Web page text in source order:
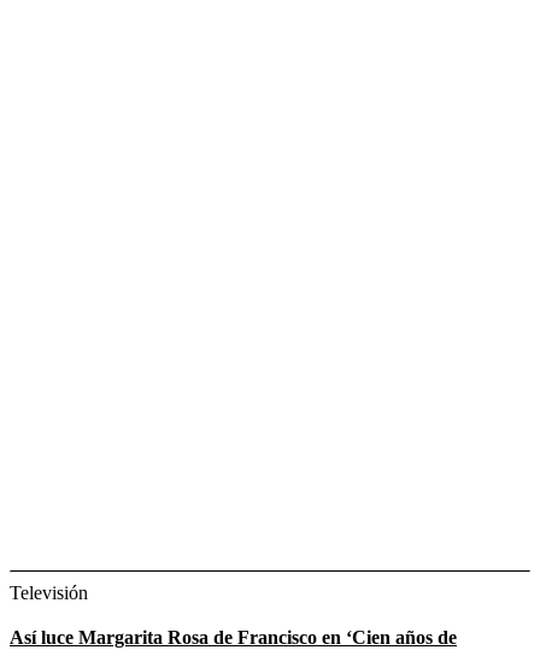
Televisión
Así luce Margarita Rosa de Francisco en ‘Cien años de